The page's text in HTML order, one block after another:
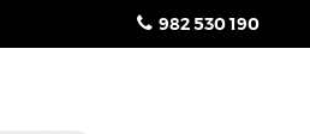
982 530 190